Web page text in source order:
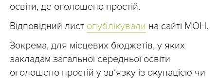
освіти, де оголошено простій.
Відповідний лист опублікували на сайті МОН.
Зокрема, для місцевих бюджетів, у яких
закладам загальної середньої освіти
оголошено простій у звʼязку із окупацією чи